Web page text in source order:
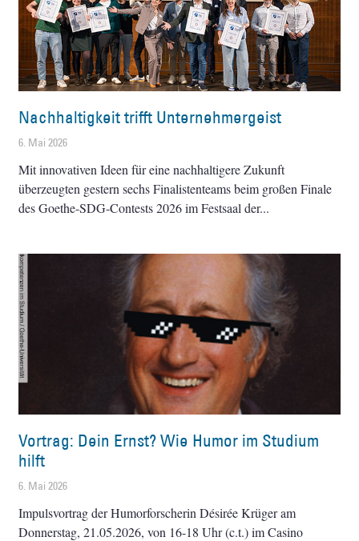
Nachhaltigkeit trifft Unternehmergeist
6. Mai 2026
Mit innovativen Ideen für eine nachhaltigere Zukunft
überzeugten gestern sechs Finalistenteams beim großen Finale
des Goethe-SDG-Contests 2026 im Festsaal der
Vortrag: Dein Ernst? Wie Humor im Studium
hilft
6. Mai 2026
Impulsvortrag der Humorforscherin Désirée Krüger am
Donnerstag, 21.05.2026, von 16-18 Uhr (c.t.) im Casino